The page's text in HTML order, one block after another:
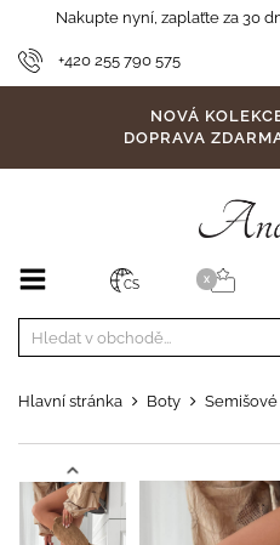
Nakupte nyní, zaplaťte za 30
+420 255 790 575
NOVÁ
DOPRAVA
CS X
Hlavní stránka Boty